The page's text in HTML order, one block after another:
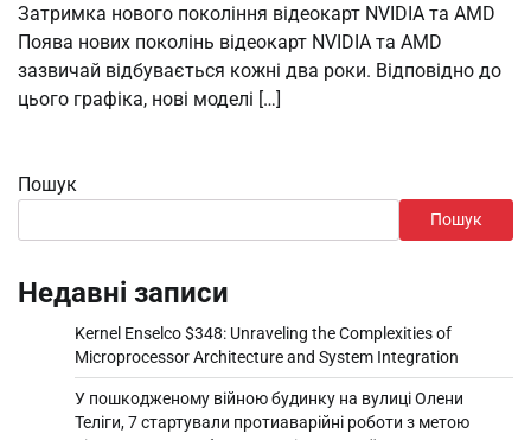
Затримка нового покоління відеокарт NVIDIA та AMD
Поява нових поколінь відеокарт NVIDIA та AMD
зазвичай відбувається кожні два роки. Відповідно до
цього графіка, нові моделі […]
Пошук
Пошук
Недавні записи
Kernel Enselco $348: Unraveling the Complexities of
Microprocessor Architecture and System Integration
У пошкодженому війною будинку на вулиці Олени
Теліги, 7 стартували протиаварійні роботи з метою